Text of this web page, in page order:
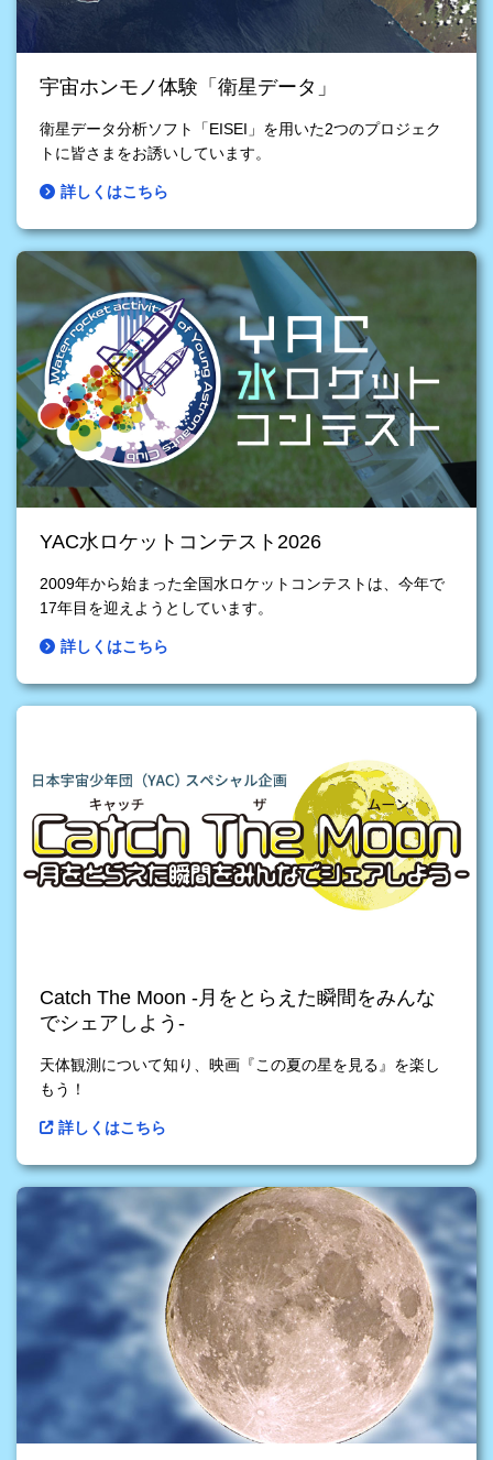
宇宙ホンモノ体験「衛星データ」
衛星データ分析ソフト「EISEI」を用いた2つのプロジェク
トに皆さまをお誘いしています。
詳しくはこちら
YAC水ロケットコンテスト2026
2009年から始まった全国水ロケットコンテストは、今年で
17年目を迎えようとしています。
詳しくはこちら
Catch The Moon -月をとらえた瞬間をみんな
でシェアしよう-
天体観測について知り、映画『この夏の星を見る』を楽し
もう！
詳しくはこちら